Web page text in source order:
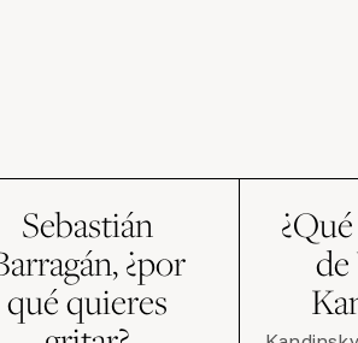
Sebastián
¿por
qué quieres